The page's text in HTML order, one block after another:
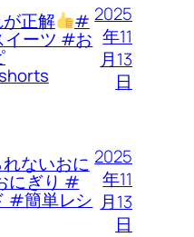
正解 #
イーツ #お
2025
年11
月13
日
ないおに
にぎり #
#簡単レシ
2025
年11
月13
日